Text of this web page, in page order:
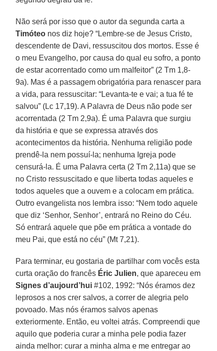
Não será por isso que o autor da segunda carta a
Timóteo nos diz hoje? “Lembre-se de Jesus Cristo,
descendente de Davi, ressuscitou dos mortos. Esse é
o meu Evangelho, por causa do qual eu sofro, a ponto
de estar acorrentado como um malfeitor” (2 Tm 1,8-
9a). Mas é a passagem obrigatória para renascer para
a vida, para ressuscitar: “Levanta-te e vai; a tua fé te
salvou” (Lc 17,19). A Palavra de Deus não pode ser
acorrentada (2 Tm 2,9a). É uma Palavra que surgiu
da história e que se expressa através dos
acontecimentos da história. Nenhuma religião pode
prendê-la nem possuí-la; nenhuma Igreja pode
censurá-la. É uma Palavra certa (2 Tm 2,11a) que se
no Cristo ressuscitado e que liberta todas aqueles e
todos aqueles que a ouvem e a colocam em prática.
Outro evangelista nos lembra isso: “Nem todo aquele
que diz ‘Senhor, Senhor’, entrará no Reino do Céu.
Só entrará aquele que põe em prática a vontade do
meu Pai, que está no céu” (Mt 7,21).
Para terminar, eu gostaria de partilhar com vocês esta
curta oração do francês Éric Julien, que apareceu em
Signes d’aujourd’hui #102, 1992: “Nós éramos dez
leprosos a nos crer salvos, a correr de alegria pelo
povoado. Mas nós éramos salvos apenas
exteriormente. Então, eu voltei atrás. Compreendi que
aquilo que poderia curar a minha pele podia fazer
ainda melhor: curar a minha alma e me entregar ao